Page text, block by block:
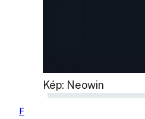
Kép: Neowin
F